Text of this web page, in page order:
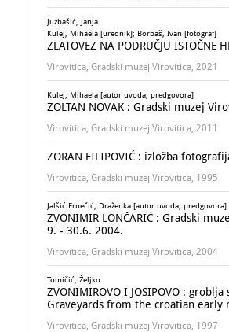
Juzbašić, Janja
Kulej, Mihaela [urednik]; Borbaš, Ivan [fotograf]
ZLATOVEZ NA PODRUČJU ISTOČNE
Virovitica, Gradski muzej Virovitica, 2021
Kulej, Mihaela [autor uvoda, predgovora]
ZOLTAN NOVAK : Gradski muzej
Virovitica, Gradski muzej Virovitica, 2011
ZORAN FILIPOVIĆ : izložba
Virovitica, Gradski muzej Virovitica, 1995
Jalšić Ernečić, Draženka [autor uvoda, predgovora]
ZVONIMIR LONČARIĆ : Gradski
9. - 30.6. 2004.
Virovitica, Gradski muzej Virovitica, 2004
Tomičić, Željko
ZVONIMIROVO I JOSIPOVO :
Graveyards from the croatian early
Virovitica, Gradski muzej Virovitica, 1997